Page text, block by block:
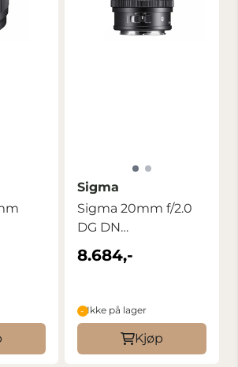
Sony
Sigma
Sigma 20mm f/2.0
DG DN
Contemporary for
Sony E
8.684,-
Ikke på lager
Kjøp